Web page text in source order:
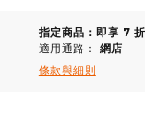
指定商品：即享 7 折
適用通路： 網店
條款與細則